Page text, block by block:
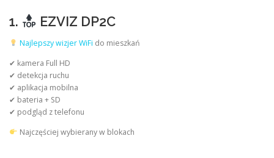
1. EZVIZ DP2C
Najlepszy wizjer WiFi do mieszkań
✔ kamera Full HD
✔ detekcja ruchu
✔ aplikacja mobilna
✔ bateria + SD
✔ podgląd z telefonu
Najczęściej wybierany w blokach